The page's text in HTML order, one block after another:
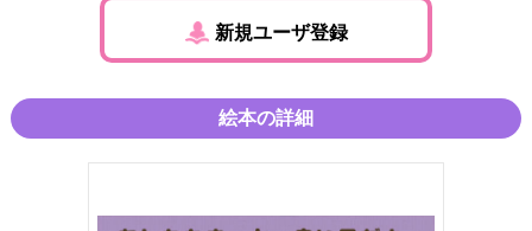
新規ユーザ登録
絵本の詳細